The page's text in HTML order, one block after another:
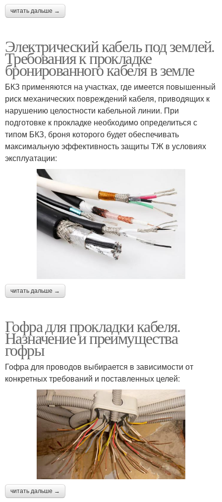
читать дальше →
Электрический кабель под землей.
Требования к прокладке
бронированного кабеля в земле
БКЗ применяются на участках, где имеется повышенный
риск механических повреждений кабеля, приводящих к
нарушению целостности кабельной линии. При
подготовке к прокладке необходимо определиться с
типом БКЗ, броня которого будет обеспечивать
максимальную эффективность защиты ТЖ в условиях
эксплуатации:
читать дальше →
Гофра для прокладки кабеля.
Назначение и преимущества
гофры
Гофра для проводов выбирается в зависимости от
конкретных требований и поставленных целей:
читать дальше →